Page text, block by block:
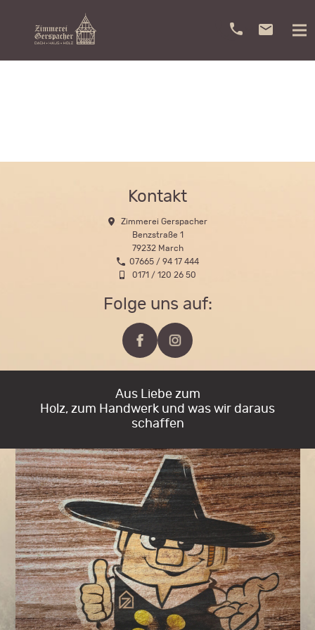
Kontakt
Zimmerei Gerspacher
Benzstraße 1
79232 March
07665 / 94 17 444
0171 / 120 26 50
Folge uns auf:
Aus Liebe zum
Holz, zum Handwerk und was wir daraus
schaffen